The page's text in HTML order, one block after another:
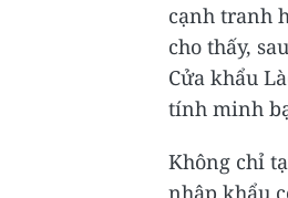
cạnh tranh
cho thấy,
Cửa khẩu
tính minh
Không chỉ
nhập khẩu